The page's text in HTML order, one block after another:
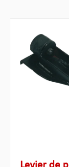
Ignorer la